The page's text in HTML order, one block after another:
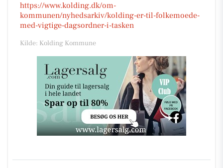
https://www.kolding.dk/om-
kommunen/nyhedsarkiv/kolding-er-til-folkemoede-
med-vigtige-dagsordner-i-tasken
Kilde: Kolding Kommune